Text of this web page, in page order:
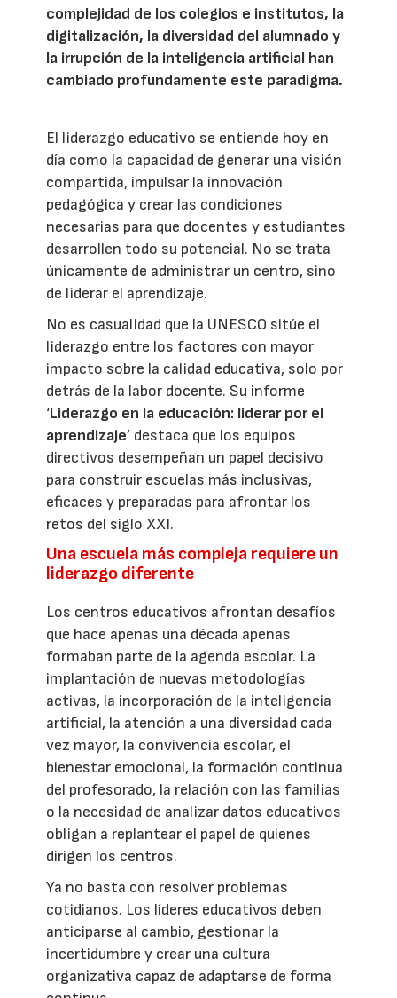
complejidad de los colegios e institutos, la
digitalización, la diversidad del alumnado y
la irrupción de la inteligencia artificial han
cambiado profundamente este paradigma.
El liderazgo educativo se entiende hoy en
día como la capacidad de generar una visión
compartida, impulsar la innovación
pedagógica y crear las condiciones
necesarias para que docentes y estudiantes
desarrollen todo su potencial. No se trata
únicamente de administrar un centro, sino
de liderar el aprendizaje.
No es casualidad que la UNESCO sitúe el
liderazgo entre los factores con mayor
impacto sobre la calidad educativa, solo por
detrás de la labor docente. Su informe
‘Liderazgo en la educación: liderar por el
aprendizaje’ destaca que los equipos
directivos desempeñan un papel decisivo
para construir escuelas más inclusivas,
eficaces y preparadas para afrontar los
retos del siglo XXI.
Una escuela más compleja requiere un
liderazgo diferente
Los centros educativos afrontan desafíos
que hace apenas una década apenas
formaban parte de la agenda escolar. La
implantación de nuevas metodologías
activas, la incorporación de la inteligencia
artificial, la atención a una diversidad cada
vez mayor, la convivencia escolar, el
bienestar emocional, la formación continua
del profesorado, la relación con las familias
o la necesidad de analizar datos educativos
obligan a replantear el papel de quienes
dirigen los centros.
Ya no basta con resolver problemas
cotidianos. Los líderes educativos deben
anticiparse al cambio, gestionar la
incertidumbre y crear una cultura
organizativa capaz de adaptarse de forma